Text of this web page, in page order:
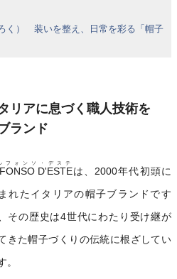
く） 装いを整え、日常を彩る「帽子
リアに息づく職人技術を
ランド
D'ESTE
フォンソ・デステ
は、2000年代初頭に
れたイタリアの帽子ブランドです
その歴史は4世代にわたり受け継が
きた帽子づくりの伝統に根ざしてい
。